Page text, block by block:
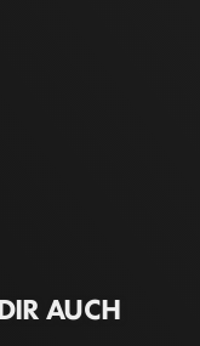
AUCH